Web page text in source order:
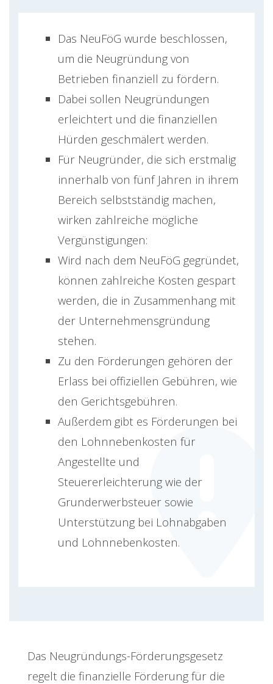
Das NeuFöG wurde beschlossen,
um die Neugründung von
Betrieben finanziell zu fördern.
Dabei sollen Neugründungen
erleichtert und die finanziellen
Hürden geschmälert werden.
Für Neugründer, die sich erstmalig
innerhalb von fünf Jahren in ihrem
Bereich selbstständig machen,
wirken zahlreiche mögliche
Vergünstigungen:
Wird nach dem NeuFöG gegründet,
können zahlreiche Kosten gespart
werden, die in Zusammenhang mit
der Unternehmensgründung
stehen.
Zu den Förderungen gehören der
Erlass bei offiziellen Gebühren, wie
den Gerichtsgebühren.
Außerdem gibt es Förderungen bei
den Lohnnebenkosten für
Angestellte und
Steuererleichterung wie der
Grunderwerbsteuer sowie
Unterstützung bei Lohnabgaben
und Lohnnebenkosten.
Das Neugründungs-Förderungsgesetz
regelt die finanzielle Förderung für die